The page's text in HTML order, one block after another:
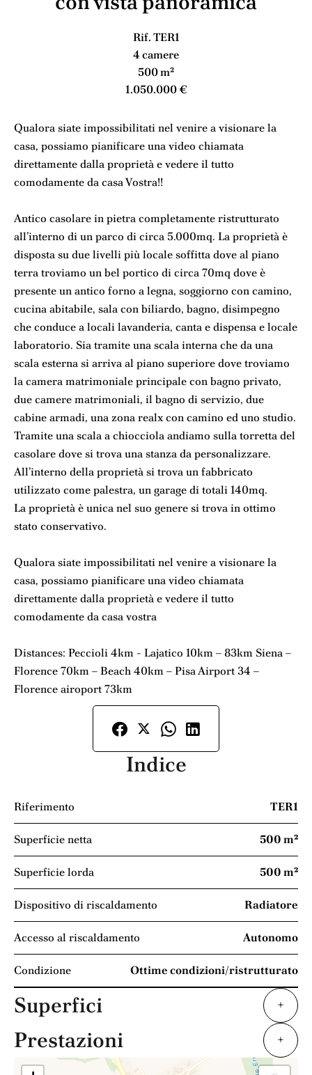
Rif. TER1
4 camere
500 m²
1.050.000 €
Qualora siate impossibilitati nel venire a visionare la
casa, possiamo pianificare una video chiamata
direttamente dalla proprietà e vedere il tutto
comodamente da casa Vostra!!
Antico casolare in pietra completamente ristrutturato
all’interno di un parco di circa 5.000mq. La proprietà è
disposta su due livelli più locale soffitta dove al piano
terra troviamo un bel portico di circa 70mq dove è
presente un antico forno a legna, soggiorno con camino,
cucina abitabile, sala con biliardo, bagno, disimpegno
che conduce a locali lavanderia, canta e dispensa e locale
laboratorio. Sia tramite una scala interna che da una
scala esterna si arriva al piano superiore dove troviamo
la camera matrimoniale principale con bagno privato,
due camere matrimoniali, il bagno di servizio, due
cabine armadi, una zona realx con camino ed uno studio.
Tramite una scala a chiocciola andiamo sulla torretta del
casolare dove si trova una stanza da personalizzare.
All’interno della proprietà si trova un fabbricato
utilizzato come palestra, un garage di totali 140mq.
La proprietà è unica nel suo genere si trova in ottimo
stato conservativo.
Qualora siate impossibilitati nel venire a visionare la
casa, possiamo pianificare una video chiamata
direttamente dalla proprietà e vedere il tutto
comodamente da casa vostra
Distances: Peccioli 4km - Lajatico 10km – 83km Siena –
Florence 70km – Beach 40km – Pisa Airport 34 –
Florence airoport 73km
Indice
Riferimento TER1
Superficie netta 500 m²
Superficie lorda 500 m²
Dispositivo di riscaldamento Radiatore
Accesso al riscaldamento Autonomo
Condizione Ottime condizioni/ristrutturato
Superfici +
Prestazioni +